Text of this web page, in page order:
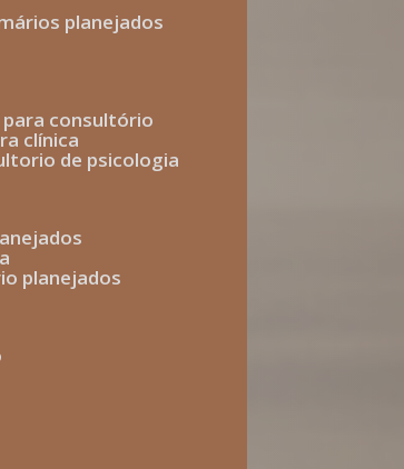
planejados
para consultório
clínica
de psicologia
planejados